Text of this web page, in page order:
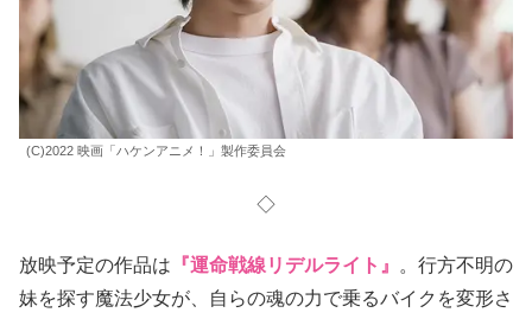
(C)2022 映画「ハケンアニメ！」製作委員会
◇
放映予定の作品は 『運命戦線リデルライト』
。行方不明の
妹を探す魔法少女が、自らの魂の力で乗るバイクを変形さ